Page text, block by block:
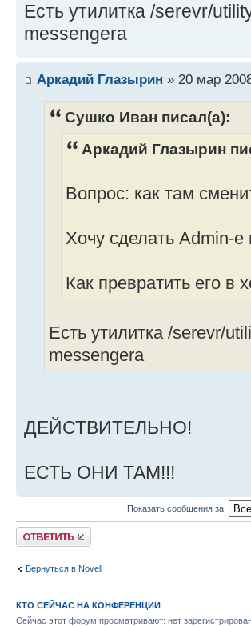
Есть утилитка /serevr/
messengera
Аркадий Глазырин » 20 мар
Сушко Иван писал(а):
Аркадий Глазырин
Вопрос: как там
Хочу сделать Admin-e
Как превратить его в
Есть утилитка /serevr/
messengera
ДЕЙСТВИТЕЛЬНО!
ЕСТЬ ОНИ ТАМ!!!
Показать сообщения за:
Ответить
Вернуться в Novell
КТО СЕЙЧАС НА КОНФЕРЕНЦИИ
Сейчас этот форум просматривают: нет